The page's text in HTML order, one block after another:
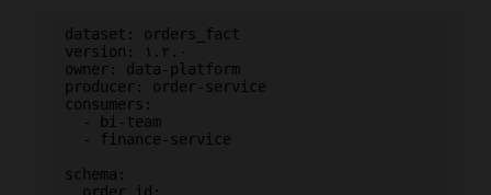
dataset: orders_fact
version: ۱.۲.۰
owner: data-platform
producer: order-service
consumers:
schema: